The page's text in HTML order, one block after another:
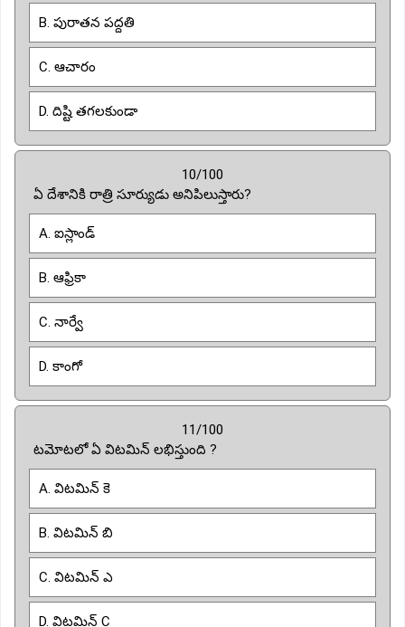
B. పురాతన పద్దతి
C. ఆచారం
D. దిష్టి తగలకుండా
10/100
ఏ దేశానికి రాత్రి సూర్యుడు అనిపిలుస్తారు?
A. ఐస్లాండ్
B. ఆఫ్రికా
C. నార్వే
D. కాంగో
11/100
టమోటలో ఏ విటమిన్ లభిస్తుంది ?
A. విటమిన్ కె
B. విటమిన్ బి
C. విటమిన్ ఎ
D. విటమిన్ C